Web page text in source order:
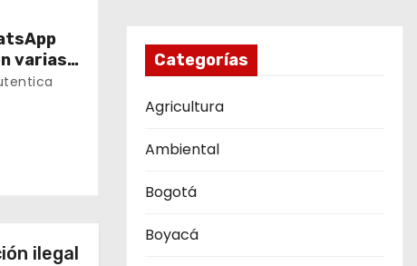
varias
ilegal
Categorías
Agricultura
Ambiental
Bogotá
Boyacá